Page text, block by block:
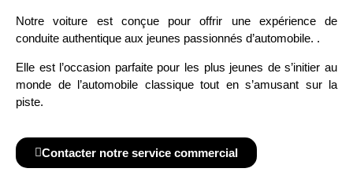
Notre voiture est conçue pour offrir une expérience de
conduite authentique aux jeunes passionnés d’automobile. .
Elle est l’occasion parfaite pour les plus jeunes de s’initier au
monde de l’automobile classique tout en s’amusant sur la
piste.
Contacter notre service commercial